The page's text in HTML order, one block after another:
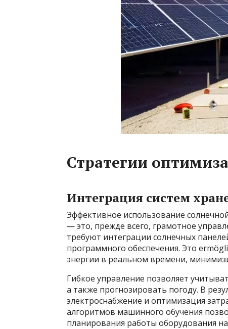
Стратегии
Интеграция систем
Эффективное использование
— это, прежде всего, грамотное
требуют интеграции солнечных
программного обеспечения. Это
энергии в реальном времени,
Гибкое управление позволяет
а также прогнозировать погоду. В
электроснабжение и оптимизация
алгоритмов машинного обучения
планирования работы оборудования